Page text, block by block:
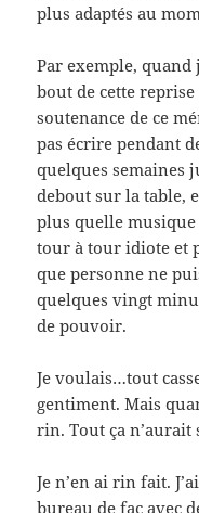
plus adaptés au
Par exemple, quand
bout de cette reprise
soutenance de ce
pas écrire pendant
quelques semaines
debout sur la table,
plus quelle musique
tour à tour idiote et
que personne ne
quelques vingt
de pouvoir.
Je voulais…tout
gentiment. Mais
rin. Tout ça n’aurait
Je n’en ai rin fait.
bureau de fac avec